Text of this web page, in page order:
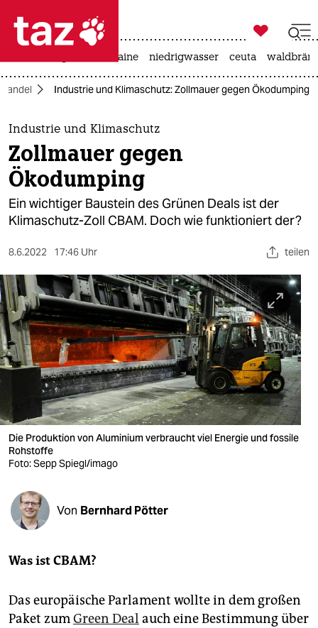
 taz zahl ich
taz zahl ich
themen
politik
öko
gesellschaft
kultur
sport
berlin
nord
wahrheit
verlag
verlag
veranstaltungen
shop
fragen & hilfe
unterstützen
genossenschaft

taz zahl ich
krieg in der ukraine niedrigwasser ceuta
Industrie und Klimaschutz: Zollmauer gegen Ökodumping
Industrie und Klimaschutz
Zollmauer gegen
Ökodumping
Ein wichtiger Baustein des Grünen Deals ist der
Klimaschutz-Zoll CBAM. Doch wie funktioniert der?
8.6.2022 17:46 Uhr teilen
Die Produktion von Aluminium verbraucht viel Energie und fossile
Rohstoffe
Foto: Sepp Spiegl/imago
Von Bernhard Pötter
Was ist CBAM?
Das europäische Parlament wollte in dem großen
Paket zumGreen Deal auch eine Bestimmung über